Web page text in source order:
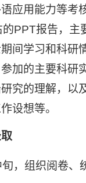
应用能力等考
PPT报告，主
间学习和科研
加的主要科研
究的理解，以
设想等。
旬，组织阅卷、